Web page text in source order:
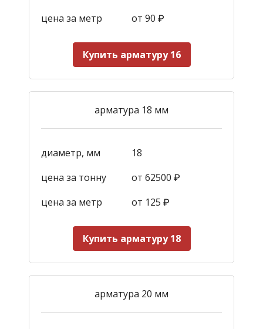
цена за метр от 90 ₽
Купить арматуру 16
арматура 18 мм
диаметр, мм
18
цена за тонну
от 62500 ₽
цена за метр
от 125 ₽
Купить арматуру 18
арматура 20 мм